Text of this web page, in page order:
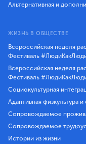
Альтернативная и
ЖИЗНЬ В ОБЩЕСТВЕ
Всероссийская неделя
Фестиваль
Всероссийская неделя
Фестиваль
Социокультурная
Адаптивная физкультура и
Сопровождаемое
Сопровождаемое
Истории из жизни